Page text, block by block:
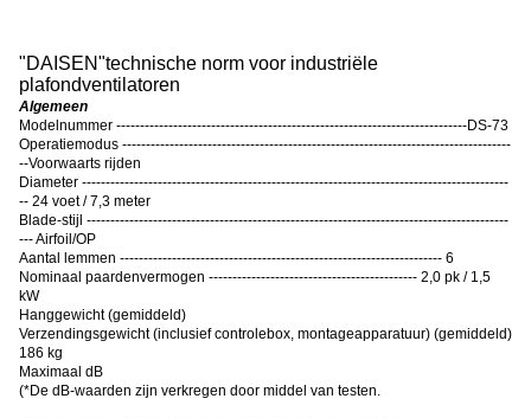
"DAISEN"technische norm voor industriële
plafondventilatoren
Algemeen
Modelnummer --------------------------------------------------------------------------DS-73
Operatiemodus ----------------------------------------------------------------------------------
--Voorwaarts rijden
Diameter ------------------------------------------------------------------------------------------
-- 24 voet / 7,3 meter
Blade-stijl -----------------------------------------------------------------------------------------
--- Airfoil/OP
Aantal lemmen -------------------------------------------------------------------- 6
Nominaal paardenvermogen -------------------------------------------- 2,0 pk / 1,5
kW
Hanggewicht (gemiddeld)
Verzendingsgewicht (inclusief controlebox, montageapparatuur) (gemiddeld)
186 kg
Maximaal dB
(*De dB-waarden zijn verkregen door middel van testen.